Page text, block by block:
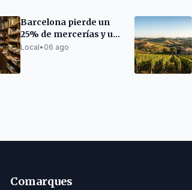
Barcelona pierde un
25% de mercerías y un
30% de zapaterías
Local• 06 ago
Comarques